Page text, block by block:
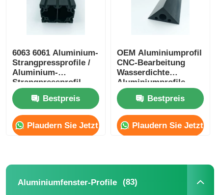
6063 6061 Aluminium-
Strangpressprofile /
Aluminium-
Strangpressprofil-
Hersteller
Bestpreis
Plaudern Sie Jetzt
OEM Aluminiumprofil
CNC-Bearbeitung
Wasserdichte
Aluminiumprofile
Bestpreis
Plaudern Sie Jetzt
Aluminiumfenster-Profile (83)